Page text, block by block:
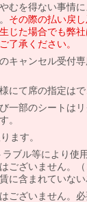
むを得ない事情
その際の払い戻
じた場合でも弊
了承ください。
キャンセル受付
にて席の指定はで
一部のシートは
。
ます。
ブル等により使
ございません。
に含まれていない
ございません。